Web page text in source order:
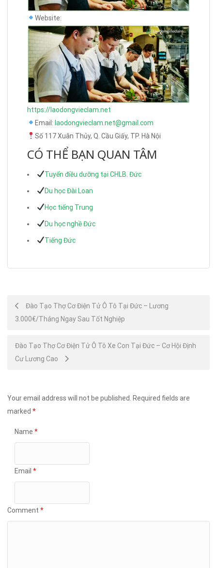
Website:
https://laodongvieclam.net
Email: laodongvieclam.net@gmail.com
Số 117 Xuân Thủy, Q. Cầu Giấy, TP. Hà Nội
CÓ THỂ BẠN QUAN TÂM
Tuyển điều dưỡng tại CHLB. Đức
Du học Đài Loan
Học tiếng Trung
Du học nghề Đức
Tiếng Đức
Post
navigation
Đào Tạo Thợ Cơ Điện Tử Ô Tô Tại Đức – Lương
3.000€/Tháng Ngay Sau Tốt Nghiệp
Đào Tạo Thợ Cơ Điện Tử Ô Tô Xe Con Tại Đức – Cơ Hội Định
Cư Lương Cao
Your email address will not be published.
Required fields are
marked *
Name *
Email *
Comment *